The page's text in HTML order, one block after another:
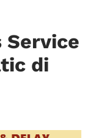
Service
di